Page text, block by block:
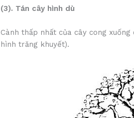
(3). Tán cây hình dù
Cành thấp nhất của cây cong
hình trăng khuyết).